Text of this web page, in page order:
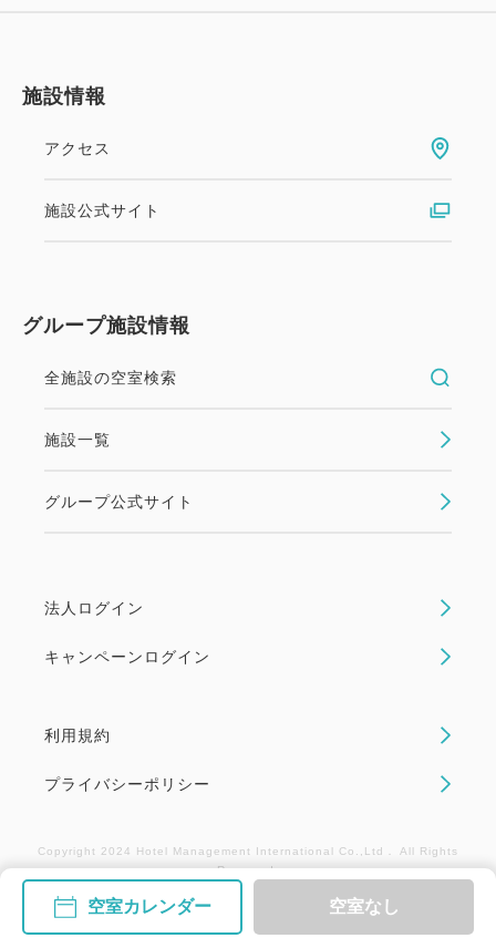
空室カレンダー 空室なし
施設情報
アクセス
施設公式サイト
グループ施設情報
全施設の空室検索
施設一覧
グループ公式サイト
法人ログイン
キャンペーンログイン
利用規約
プライバシーポリシー
Copyright 2024 Hotel Management International Co.,Ltd． All Rights
Reserved.